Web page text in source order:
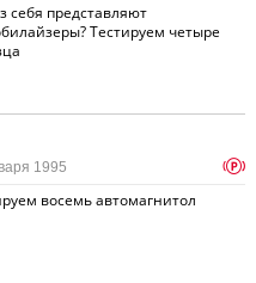
себя представляют
Тестируем четыре
восемь автомагнитол
1995 p